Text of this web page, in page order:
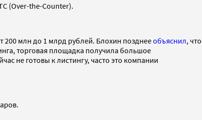
(Over-the-Counter).
200 млн до 1 млрд рублей. Блохин позднееобъяснил, что
торговая площадка получила большое
не готовы к листингу, часто это компании